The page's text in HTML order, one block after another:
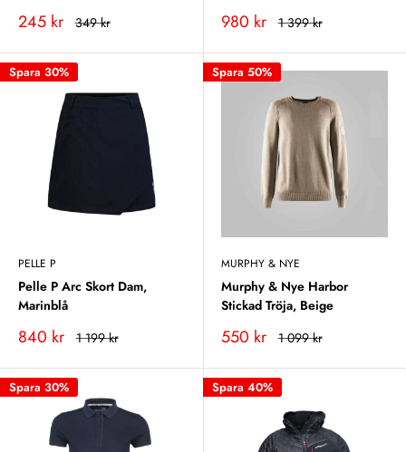
Vårt
245 kr Rekommenderat
349 kr Vårt
980 kr Rekommenderat
1 399 kr
Spara 30%
PELLE P
Pelle P Arc Skort Dam,
Marinblå
Vårt
840 kr Rekommenderat
1 199 kr
Spara 50%
MURPHY & NYE
Murphy & Nye Harbor
Stickad Tröja, Beige
Vårt
550 kr Rekommenderat
1 099 kr
Spara 30% Spara 40%